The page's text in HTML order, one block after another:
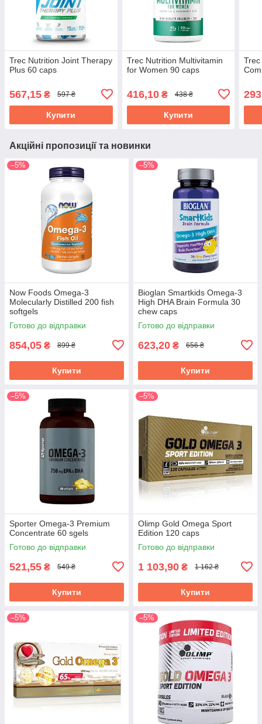
Trec Nutrition Joint Therapy
Plus 60 caps
567,15 ₴ 597 ₴
Купити
Trec Nutrition Multivitamin
for Women 90 caps
416,10₴ 438 ₴
Купити
Акційні пропозиції та новинки
–5%
Now Foods Omega-3
Molecularly Distilled 200 fish
softgels
Готово до відправки
854,05 ₴ 899 ₴
Купити
–5%
Bioglan Smartkids Omega-3
High DHA Brain Formula 30
chew caps
Готово до відправки
623,20 ₴ 656 ₴
Купити
–5%
Sporter Omega-3 Premium
Concentrate 60 sgels
Готово до відправки
521,55 ₴ 549 ₴
Купити
–5%
Olimp Gold Omega Sport
Edition 120 caps
Готово до відправки
1 103,90 ₴ 1 162 ₴
Купити
–5% –5%